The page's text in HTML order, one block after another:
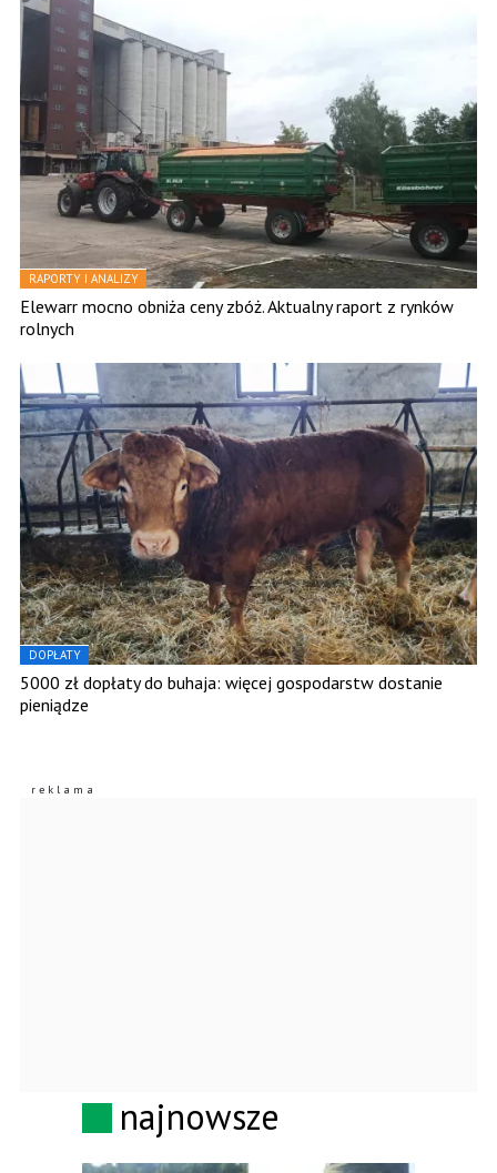
RAPORTY I ANALIZY
Elewarr mocno obniża ceny zbóż. Aktualny raport z rynków
rolnych
DOPŁATY
5000 zł dopłaty do buhaja: więcej gospodarstw dostanie
pieniądze
najnowsze